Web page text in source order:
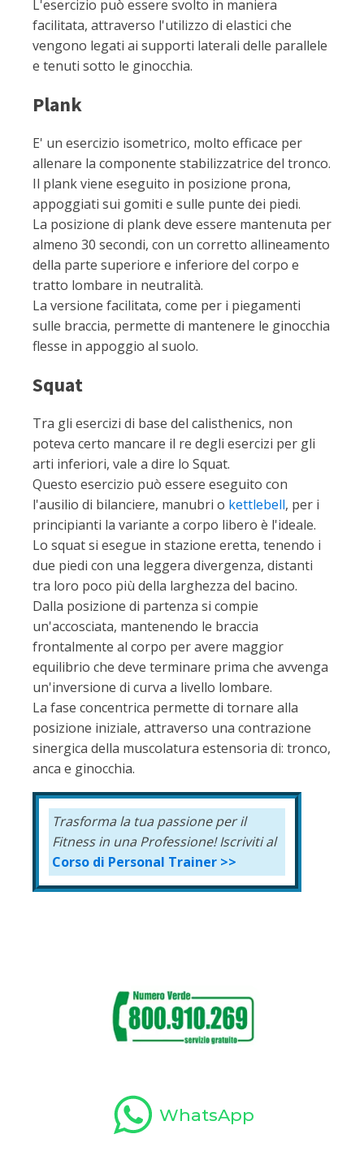
L'esercizio può essere svolto in maniera
facilitata, attraverso l'utilizzo di elastici che
vengono legati ai supporti laterali delle parallele
e tenuti sotto le ginocchia.
Plank
E' un esercizio isometrico, molto efficace per
allenare la componente stabilizzatrice del tronco.
Il plank viene eseguito in posizione prona,
appoggiati sui gomiti e sulle punte dei piedi.
La posizione di plank deve essere mantenuta per
almeno 30 secondi, con un corretto allineamento
della parte superiore e inferiore del corpo e
tratto lombare in neutralità.
La versione facilitata, come per i piegamenti
sulle braccia, permette di mantenere le ginocchia
flesse in appoggio al suolo.
Squat
Tra gli esercizi di base del calisthenics, non
poteva certo mancare il re degli esercizi per gli
arti inferiori, vale a dire lo Squat.
Questo esercizio può essere eseguito con
l'ausilio di bilanciere, manubri o kettlebell, per i
principianti la variante a corpo libero è l'ideale.
Lo squat si esegue in stazione eretta, tenendo i
due piedi con una leggera divergenza, distanti
tra loro poco più della larghezza del bacino.
Dalla posizione di partenza si compie
un'accosciata, mantenendo le braccia
frontalmente al corpo per avere maggior
equilibrio che deve terminare prima che avvenga
un'inversione di curva a livello lombare.
La fase concentrica permette di tornare alla
posizione iniziale, attraverso una contrazione
sinergica della muscolatura estensoria di: tronco,
anca e ginocchia.
Trasforma la tua passione per il
Fitness in una Professione! Iscriviti al
Corso di Personal Trainer >>
WhatsApp